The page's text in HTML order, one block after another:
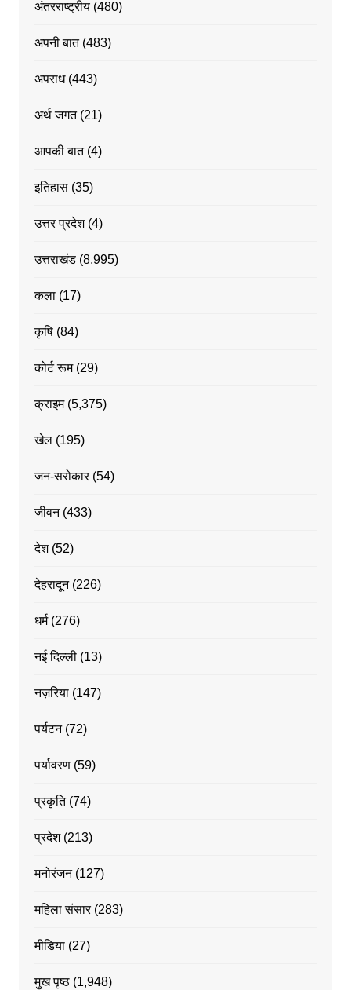
अंतरराष्ट्रीय(480)
अपनी बात(483)
अपराध(443)
अर्थ जगत(21)
आपकी बात(4)
इतिहास(35)
उत्तर प्रदेश(4)
उत्तराखंड(8,995)
कला(17)
कृषि(84)
कोर्ट रूम(29)
क्राइम(5,375)
खेल(195)
जन-सरोकार(54)
जीवन(433)
देश(52)
देहरादून(226)
धर्म(276)
नई दिल्ली(13)
नज़रिया(147)
पर्यटन(72)
पर्यावरण(59)
प्रकृति(74)
प्रदेश(213)
मनोरंजन(127)
महिला संसार(283)
मीडिया(27)
मुख पृष्ठ(1,948)